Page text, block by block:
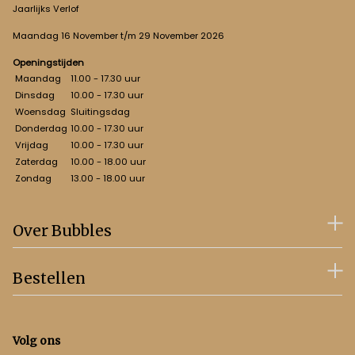
Jaarlijks Verlof
Maandag 16 November t/m 29 November 2026
Openingstijden
Maandag
11.00 - 17.30 uur
Dinsdag
10.00 - 17.30 uur
Woensdag Sluitingsdag
Donderdag 10.00 - 17.30 uur
Vrijdag
10.00 - 17.30 uur
Zaterdag
10.00 - 18.00 uur
Zondag
13.00 - 18.00 uur
Over Bubbles
Bestellen
Volg ons